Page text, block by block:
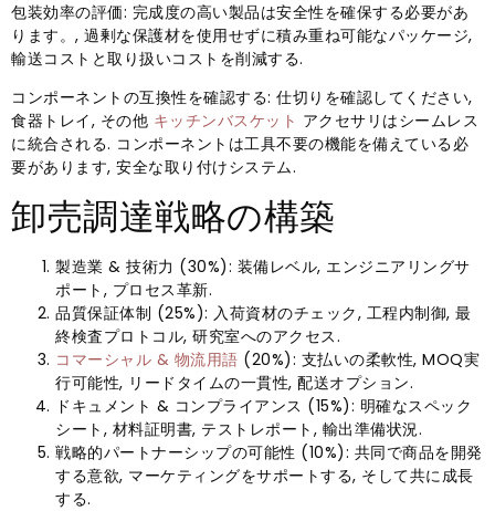
包装効率の評価: 完成度の高い製品は安全性を確保する必要があ
ります。, 過剰な保護材を使用せずに積み重ね可能なパッケージ,
輸送コストと取り扱いコストを削減する.
コンポーネントの互換性を確認する: 仕切りを確認してください,
食器トレイ, その他 キッチンバスケット アクセサリはシームレス
に統合される. コンポーネントは工具不要の機能を備えている必
要があります, 安全な取り付けシステム.
卸売調達戦略の構築
製造業 & 技術力 (30%): 装備レベル, エンジニアリングサ
ポート, プロセス革新.
品質保証体制 (25%): 入荷資材のチェック, 工程内制御, 最
終検査プロトコル, 研究室へのアクセス.
コマーシャル & 物流用語 (20%): 支払いの柔軟性, MOQ実
行可能性, リードタイムの​​一貫性, 配送オプション.
ドキュメント & コンプライアンス (15%): 明確なスペック
シート, 材料証明書, テストレポート, 輸出準備状況.
戦略的パートナーシップの可能性 (10%): 共同で商品を開発
する意欲, マーケティングをサポートする, そして共に成長
する.